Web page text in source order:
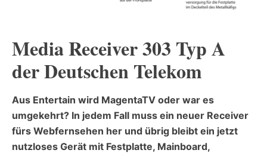
Media Receiver 303 Typ A
der Deutschen Telekom
Aus Entertain wird MagentaTV oder war es
umgekehrt? In jedem Fall muss ein neuer Receiver
fürs Webfernsehen her und übrig bleibt ein jetzt
nutzloses Gerät mit Festplatte, Mainboard,